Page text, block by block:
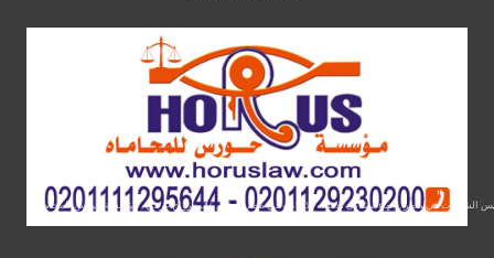
الشركات في مصر , إنهاء مشاكل الاقامه للاجانب في مصر ,توثيق عقود زواج عرفي , مؤسسة حورس للمحاماة